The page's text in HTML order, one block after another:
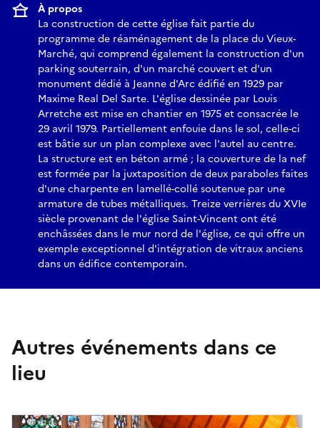
À propos
La construction de cette église fait partie du
programme de réaménagement de la place du Vieux-
Marché, qui comprend également la construction d'un
parking souterrain, d'un marché couvert et d'un
monument dédié à Jeanne d'Arc édifié en 1929 par
Maxime Real Del Sarte. L'église dessinée par Louis
Arretche est mise en chantier en 1975 et consacrée le
29 avril 1979. Partiellement enfouie dans le sol, celle-ci
est bâtie sur un plan complexe avec l'autel au centre.
La structure est en béton armé ; la couverture de la nef
est formée par la juxtaposition de deux paraboles faites
d'une charpente en lamellé-collé soutenue par une
armature de tubes métalliques. Treize verrières du XVIe
siècle provenant de l'église Saint-Vincent ont été
enchâssées dans le mur nord de l'église, ce qui offre un
exemple exceptionnel d'intégration de vitraux anciens
dans un édifice contemporain.
Autres événements dans ce
lieu